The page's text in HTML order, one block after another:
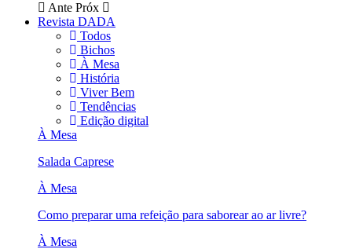
Ante Próx
Revista DADA
Todos
Bichos
À Mesa
História
Viver Bem
Tendências
Edição digital
À Mesa
Salada Caprese
À Mesa
Como preparar uma refeição para saborear ao ar livre?
À Mesa